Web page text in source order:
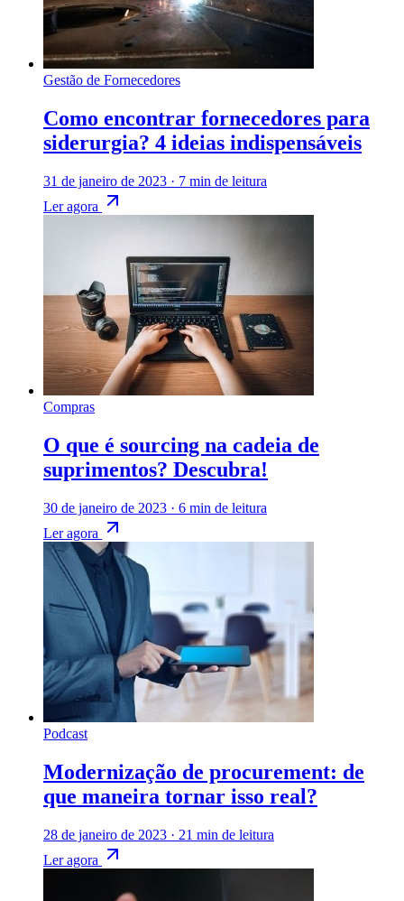
Gestão de Fornecedores
Como encontrar fornecedores para
siderurgia? 4 ideias indispensáveis
31 de janeiro de 2023 · 7 min de leitura
Ler agora
Compras
O que é sourcing na cadeia de
suprimentos? Descubra!
30 de janeiro de 2023 · 6 min de leitura
Ler agora
Podcast
Modernização de procurement: de
que maneira tornar isso real?
28 de janeiro de 2023 · 21 min de leitura
Ler agora